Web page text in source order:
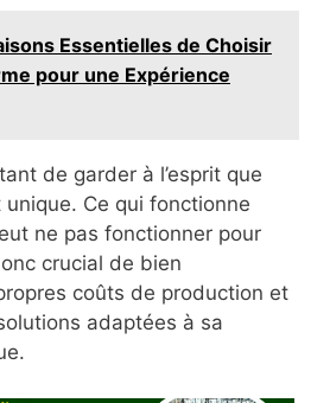
Essentielles de Choisir
pour une Expérience
de garder à l’esprit que
Ce qui fonctionne
ne pas fonctionner pour
crucial de bien
coûts de production et
adaptées à sa